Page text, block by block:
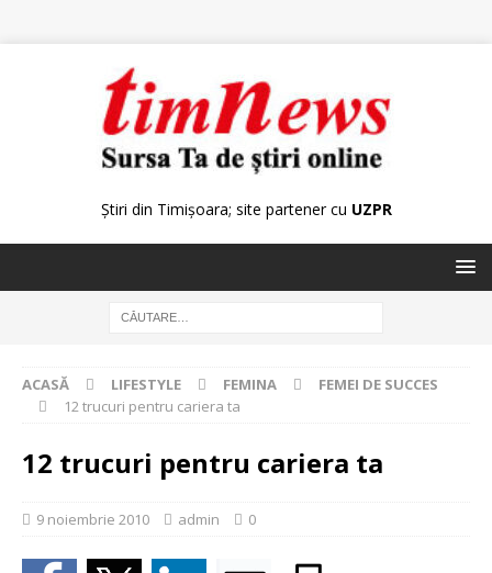
Știri din Timișoara; site partener cu UZPR
ACASĂ LIFESTYLE FEMINA
FEMEI DE SUCCES
12 trucuri pentru cariera ta
12 trucuri pentru cariera ta
9 noiembrie 2010 admin 0